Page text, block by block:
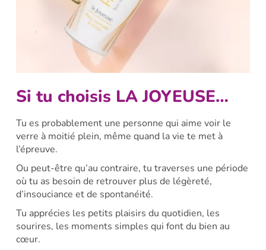
Si tu choisis LA JOYEUSE…
Tu es probablement une personne qui aime voir le
verre à moitié plein, même quand la vie te met à
l’épreuve.
Ou peut-être qu’au contraire, tu traverses une période
où tu as besoin de retrouver plus de légèreté,
d’insouciance et de spontanéité.
Tu apprécies les petits plaisirs du quotidien, les
sourires, les moments simples qui font du bien au
cœur.